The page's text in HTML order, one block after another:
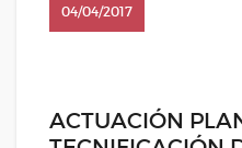
04/04/2017
ACTUACIÓN